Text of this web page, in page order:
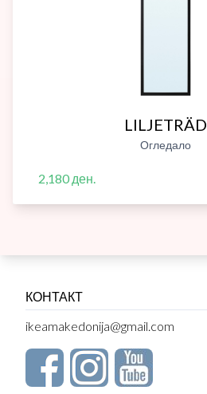
LILJETRÄD
Огледало
2,180 ден.
КОНТАКТ
ikeamakedonija@gmail.com